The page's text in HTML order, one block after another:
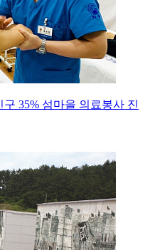
35% 섬마을 의료봉사 진